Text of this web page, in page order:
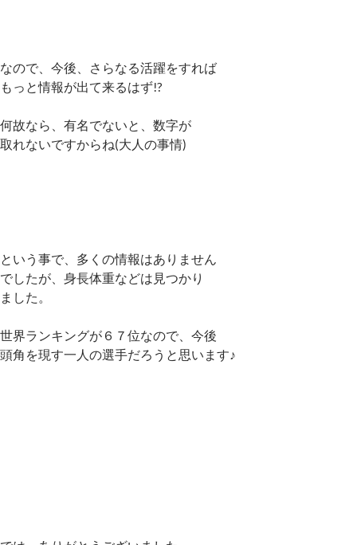
なので、今後、さらなる活躍をすれば
もっと情報が出て来るはず!?
何故なら、有名でないと、数字が
取れないですからね(大人の事情)
という事で、多くの情報はありません
でしたが、身長体重などは見つかり
ました。
世界ランキングが６７位なので、今後
頭角を現す一人の選手だろうと思います♪